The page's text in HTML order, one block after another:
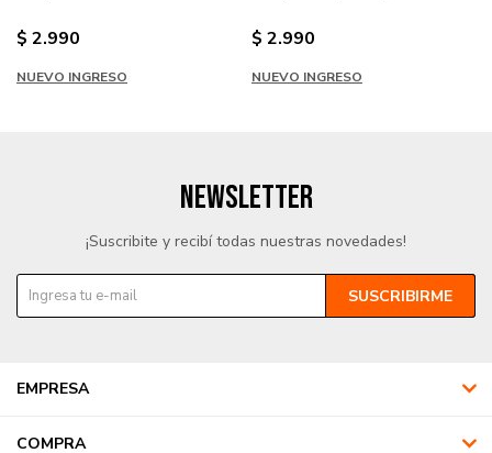
$ 2.990
NUEVO INGRESO
$ 2.990
NUEVO INGRESO
EMPRESA
COMPRA
NEWSLETTER
¡Suscribite y recibí todas nuestras novedades!
SUSCRIBIRME